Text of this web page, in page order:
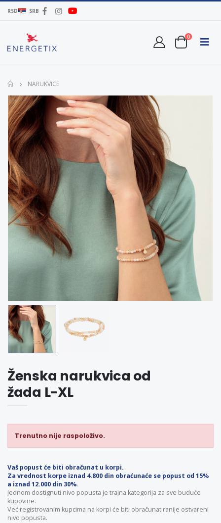
RSD SRB
0
NARUKVICE
Ženska narukvica od
žada L-XL
Trenutno nije raspoloživo.
Vaš popust će biti obračunat u korpi.
Za vrednost korpe iznad 4.800 din obraćunaće se popust od 15%
a iznad 12.000 din 30%.
Jednom dostignuti nivo popusta je trajna kategorija za sve buduće
kupovine.
Već registrovanim kupcima na korpi će biti obračunat ranije ostvareni
nivo popusta.